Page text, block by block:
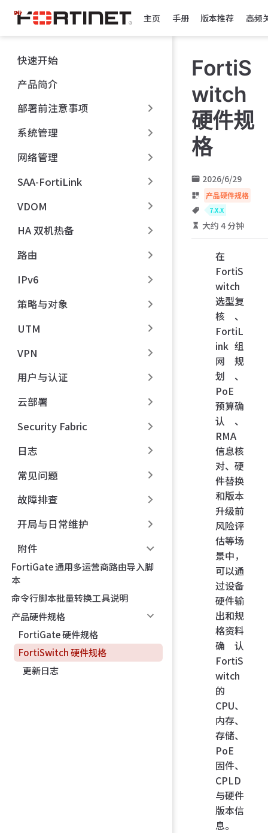
跳
至
主
內
容
主页 手册 版本推荐 高频
快速开始
产品简介
部署前注意事项
系统管理
网络管理
SAA-FortiLink
VDOM
HA 双机热备
路由
IPv6
策略与对象
UTM
VPN
用户与认证
云部署
Security Fabric
日志
常见问题
故障排查
开局与日常维护
附件
FortiGate 通用多运营商路由导入脚
本
命令行脚本批量转换工具说明
产品硬件规格
FortiGate 硬件规格
FortiSwitch 硬件规格
更新日志
FortiS
witch
硬件规
格
2026/6/29
产品硬件规格
7.X.X
大约 4 分钟
在
FortiS
witch
选型复
核、
FortiL
ink 组
网规
划、
PoE
预算确
认、
RMA
信息核
对、硬
件替换
和版本
升级前
风险评
估等场
景中，
可以通
过设备
硬件输
出和规
格资料
确认
FortiS
witch
的
CPU、
内存、
存储、
PoE
固件、
CPLD
与硬件
版本信
息。